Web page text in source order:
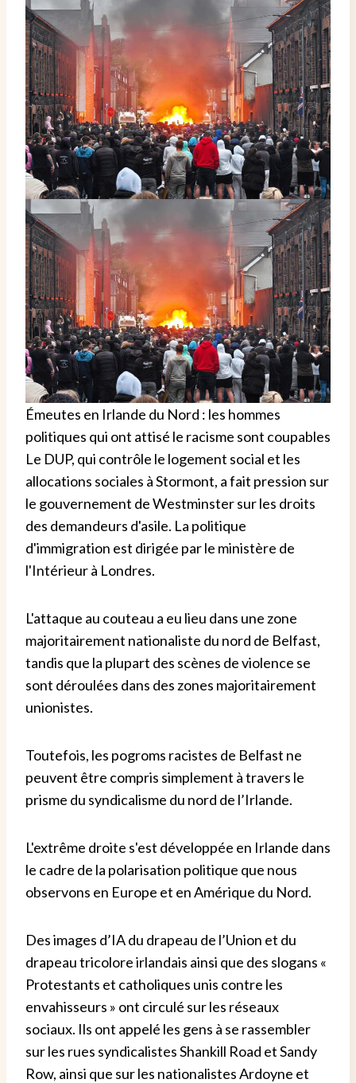
Émeutes en Irlande du Nord : les hommes
politiques qui ont attisé le racisme sont coupables
Le DUP, qui contrôle le logement social et les
allocations sociales à Stormont, a fait pression sur
le gouvernement de Westminster sur les droits
des demandeurs d'asile. La politique
d'immigration est dirigée par le ministère de
l'Intérieur à Londres.
L'attaque au couteau a eu lieu dans une zone
majoritairement nationaliste du nord de Belfast,
tandis que la plupart des scènes de violence se
sont déroulées dans des zones majoritairement
unionistes.
Toutefois, les pogroms racistes de Belfast ne
peuvent être compris simplement à travers le
prisme du syndicalisme du nord de l’Irlande.
L'extrême droite s'est développée en Irlande dans
le cadre de la polarisation politique que nous
observons en Europe et en Amérique du Nord.
Des images d’IA du drapeau de l’Union et du
drapeau tricolore irlandais ainsi que des slogans «
Protestants et catholiques unis contre les
envahisseurs » ont circulé sur les réseaux
sociaux. Ils ont appelé les gens à se rassembler
sur les rues syndicalistes Shankill Road et Sandy
Row, ainsi que sur les nationalistes Ardoyne et